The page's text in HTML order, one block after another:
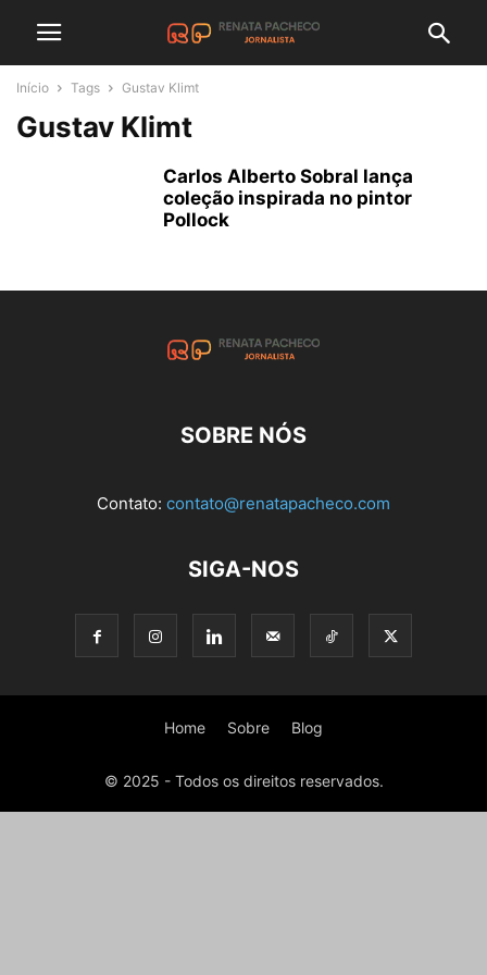
Início Tags Gustav Klimt
Gustav Klimt
Carlos Alberto Sobral lança
coleção inspirada no pintor
Pollock
SOBRE NÓS
Contato: contato@renatapacheco.com
SIGA-NOS
Home Sobre Blog
© 2025 - Todos os direitos reservados.